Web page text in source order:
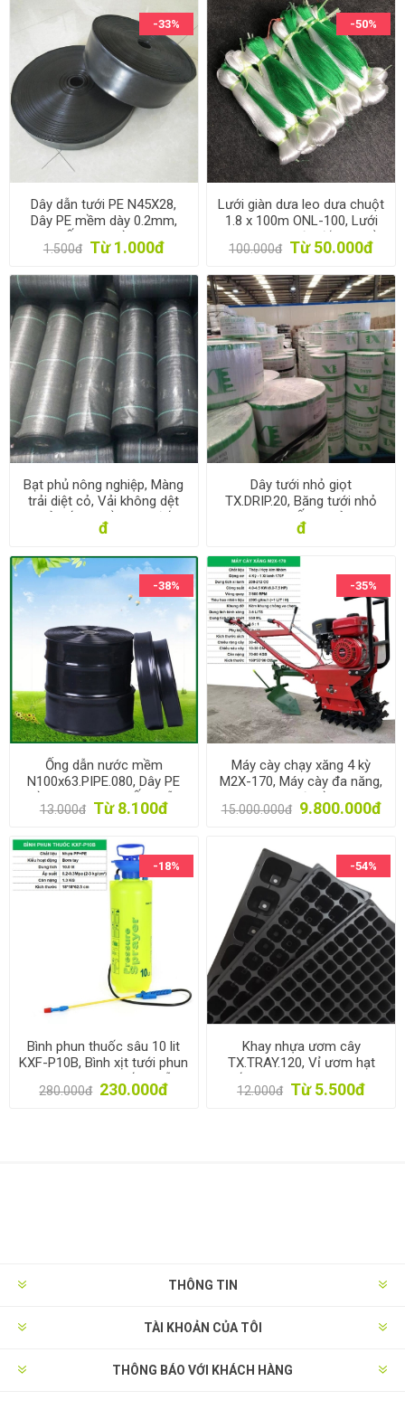
-33%
Dây dẫn tưới PE N45X28,
Dây PE mềm dày 0.2mm,
Ống PE mềm
1.500đ Từ 1.000đ
-50%
Lưới giàn dưa leo dưa chuột
1.8 x 100m ONL-100, Lưới
làm giàn mướp đắng, khổ
qua. Lưới làm giàn đỗ, đậu
100.000đ Từ 50.000đ
Bạt phủ nông nghiệp, Màng
trải diệt cỏ, Vải không dệt
phủ gốc giữ ẩm cho đất
chống cỏ dại
đ
Dây tưới nhỏ giọt
TX.DRIP.20, Băng tưới nhỏ
giọt bù áp, Ống nhỏ giọt
16mm, Độ dày 0.2 mm
đ
-38%
Ống dẫn nước mềm
N100x63.PIPE.080, Dây PE
mềm dày 0.8mm, Ống dẫn
nước tưới cây
13.000đ Từ 8.100đ
-35%
Máy cày chạy xăng 4 kỳ
M2X-170, Máy cày đa năng,
Máy cày xới Đồi Chè
15.000.000đ 9.800.000đ
-18%
Bình phun thuốc sâu 10 lit
KXF-P10B, Bình xịt tưới phun
sương, Phun thuốc muỗi,
Mối
280.000đ 230.000đ
-54%
Khay nhựa ươm cây
TX.TRAY.120, Vỉ ươm hạt
giống, Khay gieo hạt, ươm
hạt rau hoa
12.000đ Từ 5.500đ
THÔNG TIN
TÀI KHOẢN CỦA TÔI
THÔNG BÁO VỚI KHÁCH HÀNG